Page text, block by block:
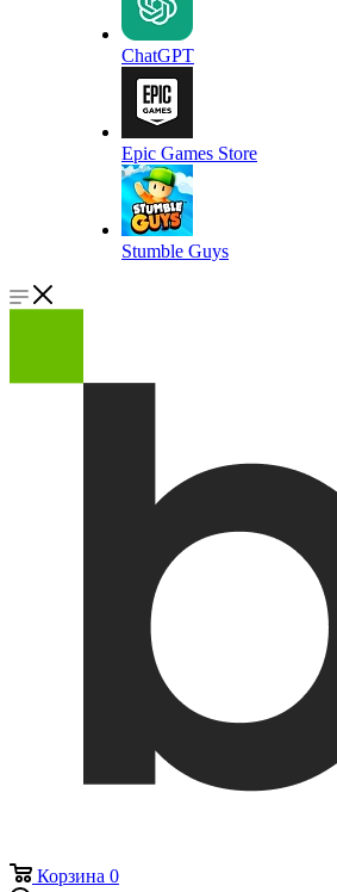
ChatGPT
Epic Games Store
Stumble Guys
Корзина 0